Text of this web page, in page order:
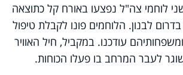
לוחמי צה"ל נפצעו באורח קל כתוצאה
לבנון. הלוחמים פונו לקבלת טיפול
עודכנו. במקביל, חיל האוויר
לעבר המרחב בו פעלו הכוחות.